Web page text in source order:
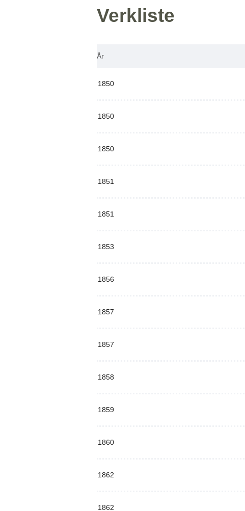
Verkliste
År
1850
1850
1850
1851
1851
1853
1856
1857
1857
1858
1859
1860
1862
1862